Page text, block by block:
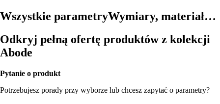
Wszystkie parametryWymiary, materiał…
Odkryj pełną ofertę produktów z kolekcji
Abode
Pytanie o produkt
Potrzebujesz porady przy wyborze lub chcesz zapytać o parametry?